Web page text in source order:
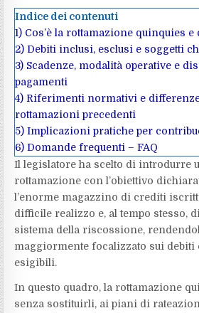
Indice dei contenuti
1) Cos’è la rottamazione quinquies
2) Debiti inclusi, esclusi e soggetti
3) Scadenze, modalità operative e
pagamenti
4) Riferimenti normativi e
rottamazioni precedenti
5) Implicazioni pratiche per
6) Domande frequenti – FAQ
Il legislatore ha scelto di introdurre
rottamazione con l’obiettivo
l’enorme magazzino di crediti
difficile realizzo e, al tempo stesso,
sistema della riscossione,
maggiormente focalizzato sui debiti
esigibili.
In questo quadro, la rottamazione
senza sostituirli, ai piani di